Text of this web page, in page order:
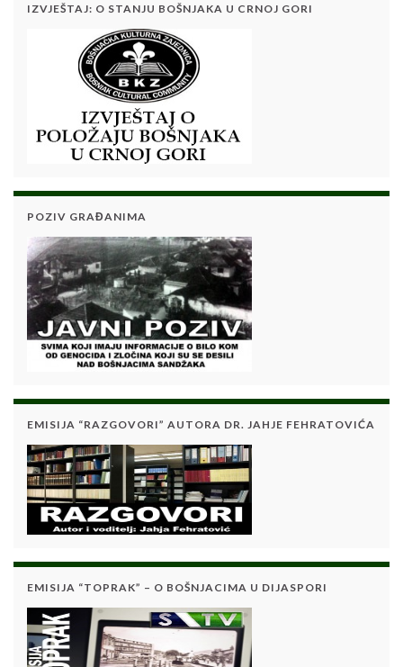
IZVJEŠTAJ: O STANJU BOŠNJAKA U CRNOJ GORI
POZIV GRAĐANIMA
EMISIJA “RAZGOVORI” AUTORA DR. JAHJE FEHRATOVIĆA
EMISIJA “TOPRAK” – O BOŠNJACIMA U DIJASPORI